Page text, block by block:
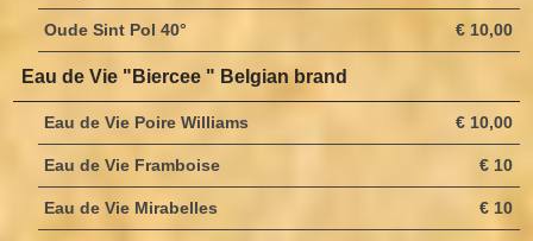
€ 10,00
Oude Sint Pol 40°
Eau de Vie "Biercee " Belgian brand
€ 10,00
Eau de Vie Poire Williams
€ 10
Eau de Vie Framboise
€ 10
Eau de Vie Mirabelles